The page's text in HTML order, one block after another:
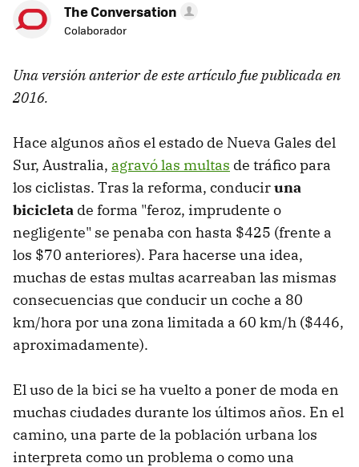
The Conversation
Colaborador
Una versión anterior de este artículo fue publicada en
2016.
Hace algunos años el estado de Nueva Gales del
Sur, Australia, agravó las multas de tráfico para
los ciclistas. Tras la reforma, conduciruna
bicicleta de forma "feroz, imprudente o
negligente" se penaba con hasta $425 (frente a
los $70 anteriores). Para hacerse una idea,
muchas de estas multas acarreaban las mismas
consecuencias que conducir un coche a 80
km/hora por una zona limitada a 60 km/h ($446,
aproximadamente).
El uso de la bici se ha vuelto a poner de moda en
muchas ciudades durante los últimos años. En el
camino, una parte de la población urbana los
interpreta como un problema o como una